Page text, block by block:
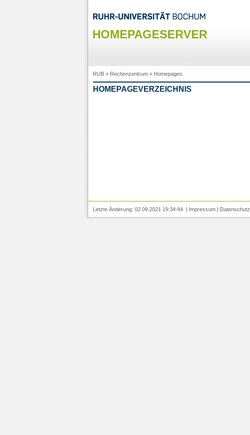
HOMEPAGESERVER
RUB» Rechenzentrum» Homepages
HOMEPAGEVERZEICHNIS
Letzte Änderung: 02.09.2021 19:34:44 | Impressum| Datenschutz